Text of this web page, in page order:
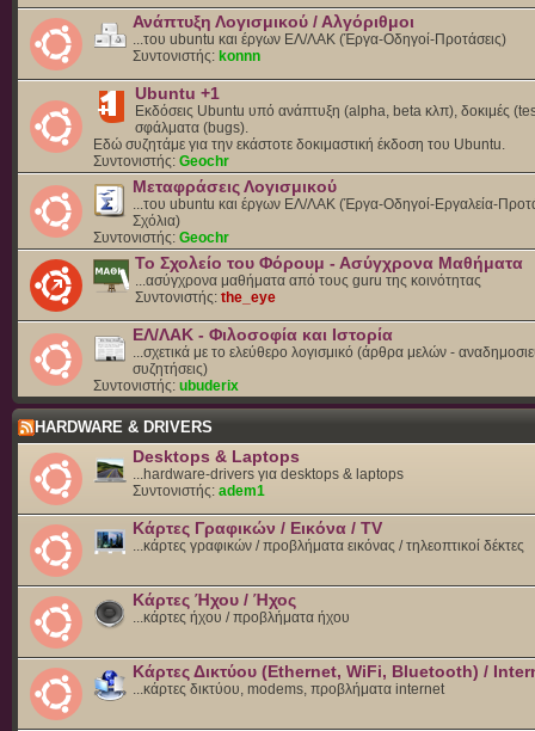
Ανάπτυξη Λογισμικού / Αλγόριθμοι
...του ubuntu και έργων ΕΛ/ΛΑΚ (Έργα-Οδηγοί-Προτάσεις)
Συντονιστής: konnn
Ubuntu +1
Εκδόσεις Ubuntu υπό ανάπτυξη (alpha, beta κλπ), δοκιμές
σφάλματα (bugs).
Eδώ συζητάμε για την εκάστοτε δοκιμαστική έκδοση του Ubuntu.
Συντονιστής: Geochr
Μεταφράσεις Λογισμικού
...του ubuntu και έργων ΕΛ/ΛΑΚ (Έργα-Οδηγοί-Εργαλεία-
Σχόλια)
Συντονιστής: Geochr
Το Σχολείο του Φόρουμ - Ασύγχρονα Μαθήματα
...ασύγχρονα μαθήματα από τους guru της κοινότητας
Συντονιστής: the_eye
ΕΛ/ΛΑΚ - Φιλοσοφία και Ιστορία
...σχετικά με το ελεύθερο λογισμικό (άρθρα μελών -
συζητήσεις)
Συντονιστής: ubuderix
HARDWARE & DRIVERS
Desktops & Laptops
...hardware-drivers για desktops & laptops
Συντονιστής: adem1
Κάρτες Γραφικών / Εικόνα / TV
...κάρτες γραφικών / προβλήματα εικόνας / τηλεοπτικοί δέκτες
Κάρτες Ήχου / Ήχος
...κάρτες ήχου / προβλήματα ήχου
Κάρτες Δικτύου (Ethernet, WiFi, Bluetooth) /
...κάρτες δικτύου, modems, προβλήματα internet